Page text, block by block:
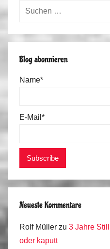
Suchen
Blog abonnieren
Name*
E-Mail*
Neueste Kommentare
Rolf Müller zu 3 Jahre
oder kaputt